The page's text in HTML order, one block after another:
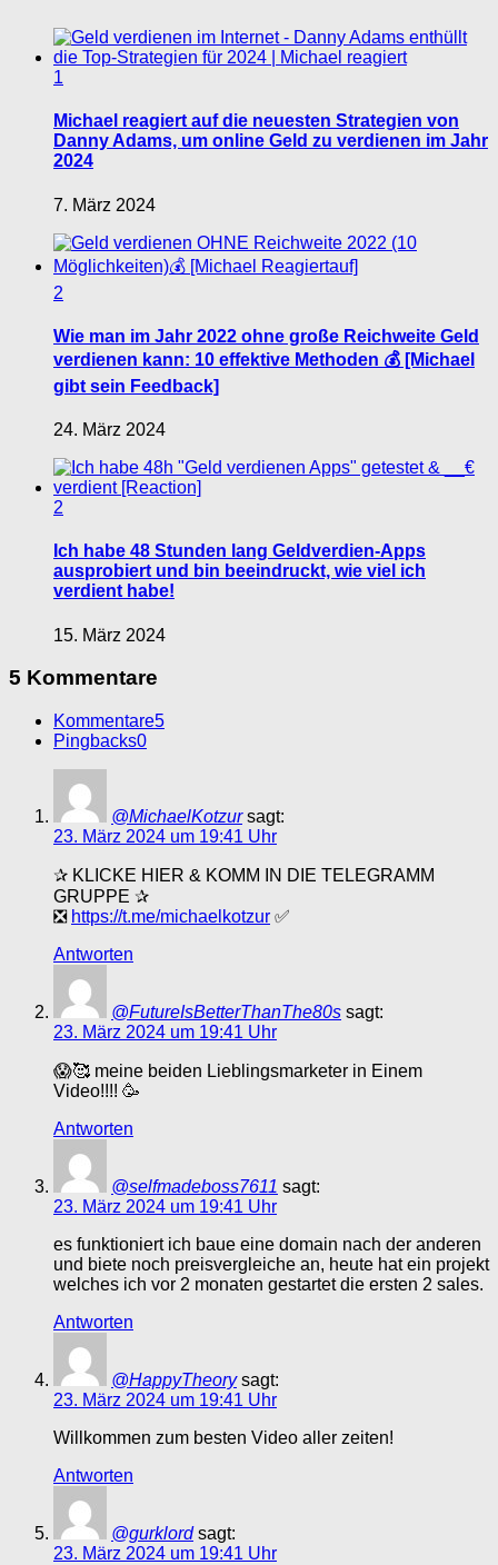
1
Michael reagiert auf die neuesten Strategien von
Danny Adams, um online Geld zu verdienen im Jahr
2024
7. März 2024
2
Wie man im Jahr 2022 ohne große Reichweite Geld
verdienen kann: 10 effektive Methoden 💰 [Michael
gibt sein Feedback]
24. März 2024
2
Ich habe 48 Stunden lang Geldverdien-Apps
ausprobiert und bin beeindruckt, wie viel ich
verdient habe!
15. März 2024
5 Kommentare
Kommentare5
Pingbacks0
@MichaelKotzur sagt:
23. März 2024 um 19:41 Uhr
✰ KLICKE HIER & KOMM IN DIE TELEGRAMM
GRUPPE ✰
❎ https://t.me/michaelkotzur ✅
Antworten
@FutureIsBetterThanThe80s sagt:
23. März 2024 um 19:41 Uhr
😱🥰 meine beiden Lieblingsmarketer in Einem
Video!!!! 🥳
Antworten
@selfmadeboss7611 sagt:
23. März 2024 um 19:41 Uhr
es funktioniert ich baue eine domain nach der anderen
und biete noch preisvergleiche an, heute hat ein projekt
welches ich vor 2 monaten gestartet die ersten 2 sales.
Antworten
@HappyTheory sagt:
23. März 2024 um 19:41 Uhr
Willkommen zum besten Video aller zeiten!
Antworten
@gurklord sagt:
23. März 2024 um 19:41 Uhr